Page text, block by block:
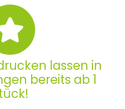
lassen in
bereits ab 1